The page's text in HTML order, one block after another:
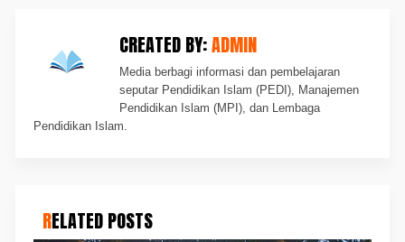
CREATED BY:ADMIN
Media berbagi informasi dan pembelajaran
seputar Pendidikan Islam (PEDI), Manajemen
Pendidikan Islam (MPI), dan Lembaga
Pendidikan Islam.
RELATED POSTS